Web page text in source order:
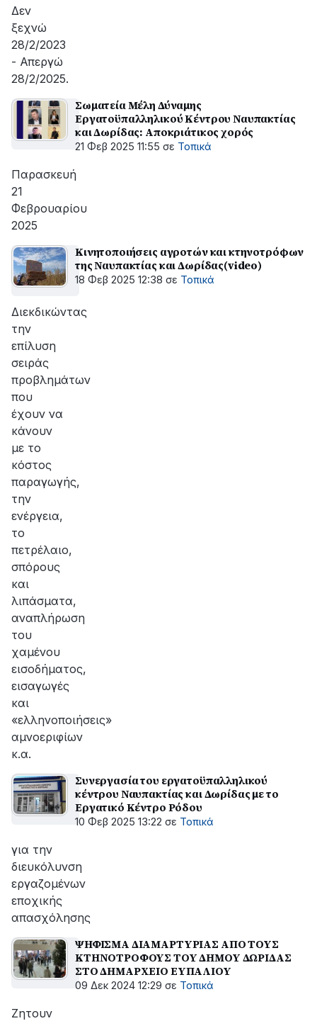
Δεν
ξεχνώ
28/2/2023
- Απεργώ
28/2/2025.
Σωματεία Μέλη Δύναμης
Εργατοϋπαλληλικού Κέντρου Ναυπακτίας
και Δωρίδας: Αποκριάτικος χορός
21 Φεβ 2025 11:55 σε Τοπικά
Παρασκευή
21
Φεβρουαρίου
2025
Κινητοποιήσεις αγροτών και κτηνοτρόφων
της Ναυπακτίας και Δωρίδας(video)
18 Φεβ 2025 12:38 σε Τοπικά
Διεκδικώντας
την
επίλυση
σειράς
προβλημάτων
που
έχουν να
κάνουν
με το
κόστος
παραγωγής,
την
ενέργεια,
το
πετρέλαιο,
σπόρους
και
λιπάσματα,
αναπλήρωση
του
χαμένου
εισοδήματος,
εισαγωγές
και
«ελληνοποιήσεις»
αμνοεριφίων
κ.α.
Συνεργασία του εργατοϋπαλληλικού
κέντρου Ναυπακτίας και Δωρίδας με το
Εργατικό Κέντρο Ρόδου
10 Φεβ 2025 13:22 σε Τοπικά
για την
διευκόλυνση
εργαζομένων
εποχικής
απασχόλησης
ΨΗΦΙΣΜΑ ΔΙΑΜΑΡΤΥΡΙΑΣ ΑΠΟ ΤΟΥΣ
ΚΤΗΝΟΤΡΟΦΟΥΣ ΤΟΥ ΔΗΜΟΥ ΔΩΡΙΔΑΣ
ΣΤΟ ΔΗΜΑΡΧΕΙΟ ΕΥΠΑΛΙΟΥ
09 Δεκ 2024 12:29 σε Τοπικά
Ζητουν